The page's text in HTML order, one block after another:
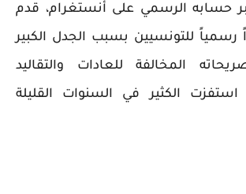
حسابه الرسمي على أنستغرام، قدم
رسمياً للتونسيين بسبب الجدل الكبير
المخالفة للعادات والتقاليد
استفزت الكثير في السنوات القليلة